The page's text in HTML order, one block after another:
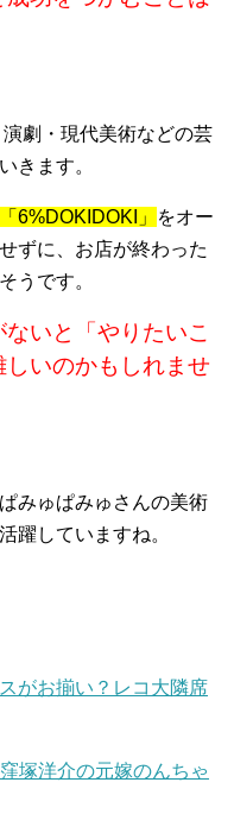
劇・現代美術などの芸
きます。
「6%DOKIDOKI」
をオー
ずに、お店が終わった
うです。
いと「やりたいこ
いのかもしれませ
みゅぱみゅさんの美術
躍していますね。
がお揃い？レコ大隣席
塚洋介の元嫁のんちゃ